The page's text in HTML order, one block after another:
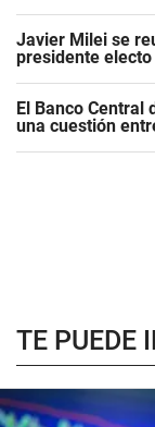
Javier Milei se
presidente
El Banco Central
una cuestión
TE PUEDE